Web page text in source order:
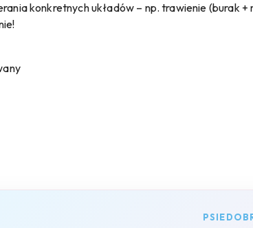
konkretnych układów – np. trawienie (burak